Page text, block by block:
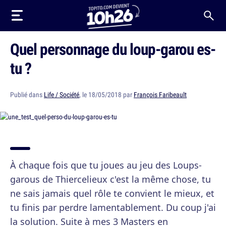
Quel personnage du loup-garou es-
tu ?
Publié dans Life / Société, le 18/05/2018 par François Faribeault
À chaque fois que tu joues au jeu des Loups-
garous de Thiercelieux c'est la même chose, tu
ne sais jamais quel rôle te convient le mieux, et
tu finis par perdre lamentablement. Du coup j'ai
la solution. Suite à mes 3 Masters en